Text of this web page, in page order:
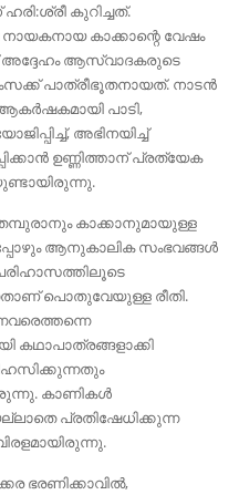
കുറിച്ചത്.
നായകനായ കാക്കാന്റെ വേഷം
അദ്ദേഹം ആസ്വാദകരുടെ
പാത്രീഭൂതനായത്. നാടൻ
പാടി,
അഭിനയിച്ച്
ഉണ്ണിത്താന് പ്രത്യേക
കാക്കാനുമായുള്ള
ആനുകാലിക സംഭവങ്ങൾ
പൊതുവേയുള്ള രീതി.
കഥാപാത്രങ്ങളാക്കി
കാണികൾ
പ്രതിഷേധിക്കുന്ന
ഭരണിക്കാവിൽ,